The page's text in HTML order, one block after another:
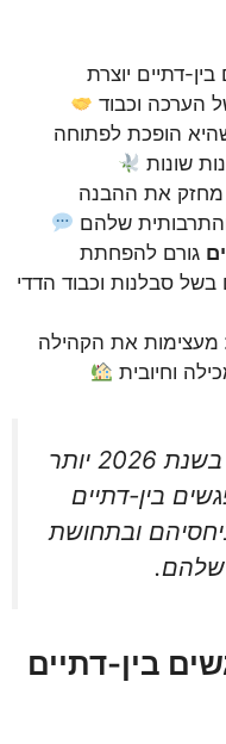
דתיים יוצרת
הערכה וכבוד
הופכת לפתוחה
שונות
מחזק את ההבנה
שלהם
גורם להפחתת
בשל סבלנות וכבוד הדדי
מעצימות את הקהילה
וחיובית
הידעת? מחקרים מראים כי בשנת 2026 יותר
בין-דתיים
ובתחושת
שלהם.
בין-דתיים